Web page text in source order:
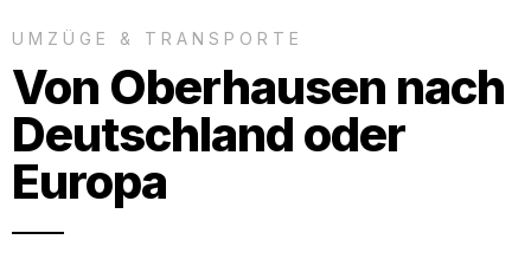
UMZÜGE & TRANSPORTE
Von Oberhausen nach
Deutschland oder
Europa